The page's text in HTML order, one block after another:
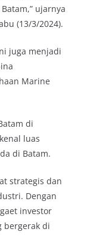
ujarnya
(13/3/2024).
juga menjadi
Marine
di
luas
di Batam.
strategis dan
Dengan
investor
bergerak di